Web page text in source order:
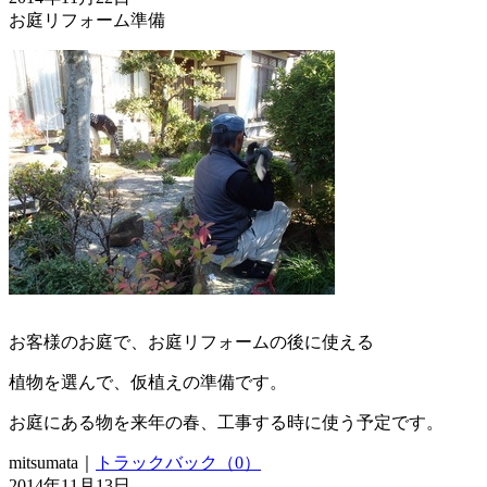
お庭リフォーム準備
お客様のお庭で、お庭リフォームの後に使える
植物を選んで、仮植えの準備です。
お庭にある物を来年の春、工事する時に使う予定です。
mitsumata｜
トラックバック（0）